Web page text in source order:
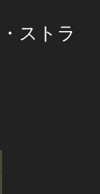
ストラ